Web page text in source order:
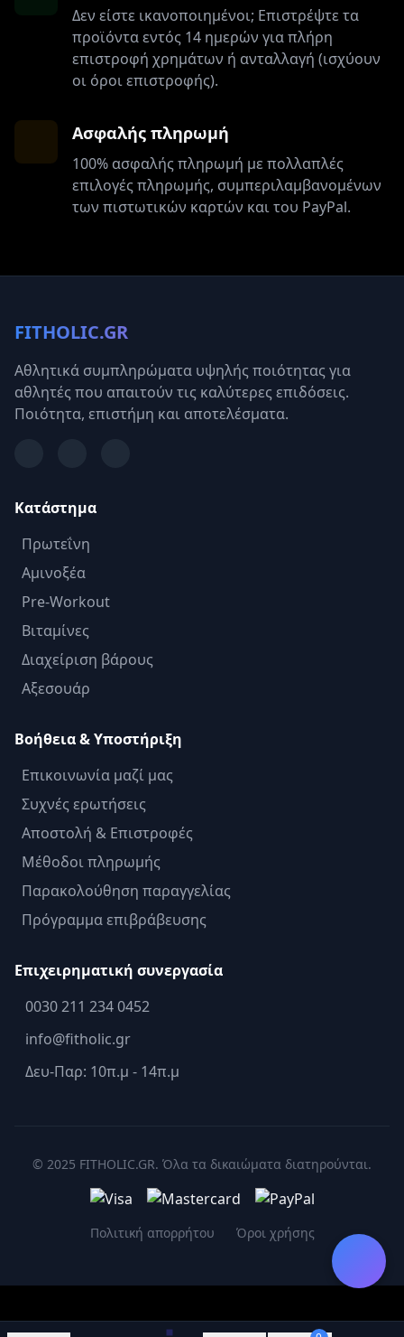
Δεν είστε ικανοποιημένοι; Επιστρέψτε τα
προϊόντα εντός 14 ημερών για πλήρη
επιστροφή χρημάτων ή ανταλλαγή (ισχύουν
οι όροι επιστροφής).
Ασφαλής πληρωμή
100% ασφαλής πληρωμή με πολλαπλές
επιλογές πληρωμής, συμπεριλαμβανομένων
των πιστωτικών καρτών και του PayPal.
FITHOLIC.GR
Αθλητικά συμπληρώματα υψηλής ποιότητας για
αθλητές που απαιτούν τις καλύτερες επιδόσεις.
Ποιότητα, επιστήμη και αποτελέσματα.
Κατάστημα
Πρωτεΐνη
Αμινοξέα
Pre-Workout
Βιταμίνες
Διαχείριση βάρους
Αξεσουάρ
Βοήθεια & Υποστήριξη
Επικοινωνία μαζί μας
Συχνές ερωτήσεις
Αποστολή & Επιστροφές
Μέθοδοι πληρωμής
Παρακολούθηση παραγγελίας
Πρόγραμμα επιβράβευσης
Επιχειρηματική συνεργασία
0030 211 234 0452
info@fitholic.gr
Δευ-Παρ: 10π.μ - 14π.μ
© 2025 FITHOLIC.GR. Όλα τα δικαιώματα διατηρούνται.
Πολιτική απορρήτου Όροι χρήσης